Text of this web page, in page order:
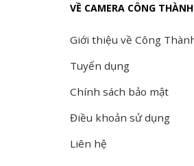
VỀ CAMERA CÔNG THÀNH
Giới thiệu về Công
Tuyển dụng
Chính sách bảo mật
Điều khoản sử dụng
Liên hệ